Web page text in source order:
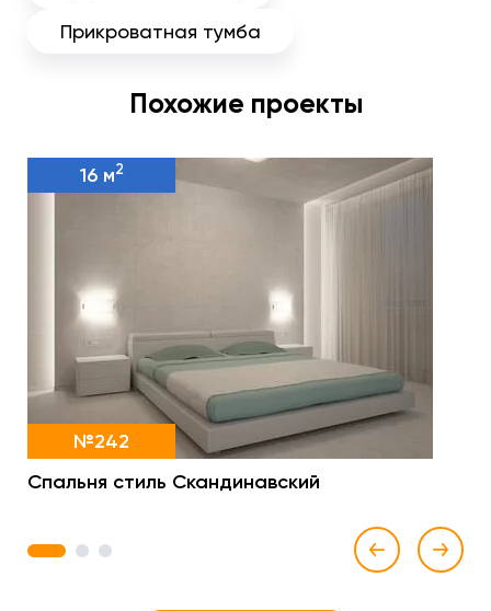
Прикроватная тумба
Похожие проекты
16 м2
№242
Спальня стиль Скандинавский
1 2 3